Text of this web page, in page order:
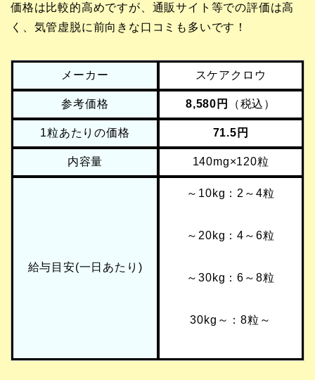
価格は比較的高めですが、通販サイト等での評価は高
く、気管虚脱に前向きな口コミも多いです！
メーカー スケアクロウ
参考価格 8,580円 （税込）
1粒あたりの価格 71.5円
内容量 140mg×120粒
給与目安(一日あたり)
～10kg：2～4粒
～20kg：4～6粒
～30kg：6～8粒
30kg～：8粒～